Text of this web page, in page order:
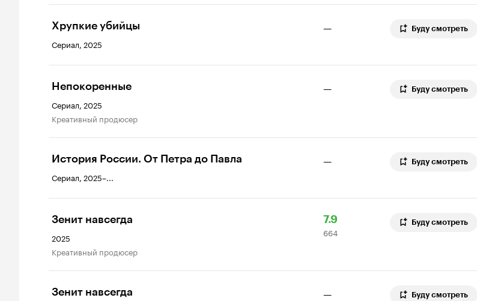
Хрупкие убийцы
Сериал, 2025
— Буду смотреть
Непокоренные
Сериал, 2025
креативный продюсер
— Буду смотреть
История России. От Петра до Павла
Сериал, 2025–...
— Буду смотреть
Зенит навсегда
2025
креативный продюсер
Рейтинг
Кинопоиска
7.9
664
оценки
664
Буду смотреть
Зенит навсегда — Буду смотреть